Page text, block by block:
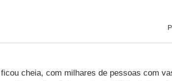
cheia, com milhares de pessoas com